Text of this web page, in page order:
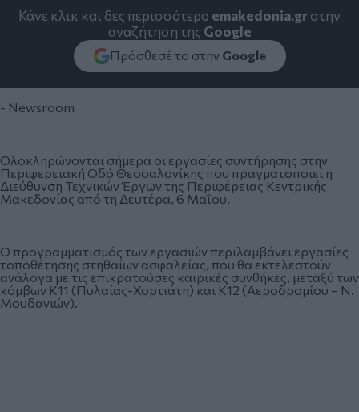
Κάνε κλικ και δες περισσότερο emakedonia.grστην
αναζήτηση της Google
Πρόσθεσέ το στην Google
- Newsroom
Ολοκληρώνονται σήμερα οι εργασίες συντήρησης στην
Περιφερειακή Οδό Θεσσαλονίκης που πραγματοποιεί η
Διεύθυνση Τεχνικών Έργων της Περιφέρειας Κεντρικής
Μακεδονίας από τη Δευτέρα, 6 Μαΐου.
Ο προγραμματισμός των εργασιών περιλαμβάνει εργασίες
τοποθέτησης στηθαίων ασφαλείας, που θα εκτελεστούν
ανάλογα με τις επικρατούσες καιρικές συνθήκες, μεταξύ των
κόμβων Κ11 (Πυλαίας-Χορτιάτη) και Κ12 (Αεροδρομίου – Ν.
Μουδανιών).